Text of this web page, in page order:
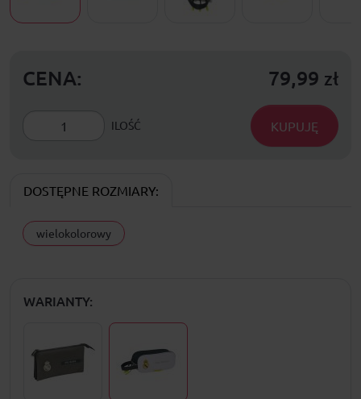
CENA: 79,99 zł
ILOŚĆ KUPUJĘ
DOSTĘPNE ROZMIARY:
wielokolorowy
WARIANTY: